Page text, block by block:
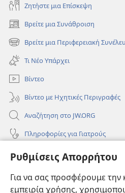
Ρυθμίσεις Απορρήτου
Για να σας προσφέρουμε την
εμπειρία χρήσης,
Ζητήστε μια Επίσκεψη
Βρείτε μια Συνάθροιση
(ανοίγει
νέο
παράθυρο)
Βρείτε μια Περιφερειακή
(ανοίγει
νέο
παράθυρο)
Τι Νέο Υπάρχει
Βίντεο
Βίντεο με Ηχητικές Περιγραφές
Αναζήτηση στο JW.ORG
Πληροφορίες για Γιατρούς
Πληροφορίες για Επίσημους